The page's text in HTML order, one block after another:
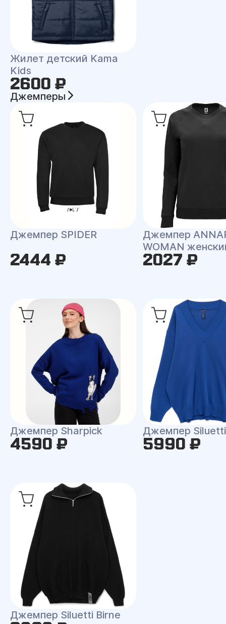
Жилет детский Kama
Kids
2600 ₽
Джемперы
Джемпер SPIDER
2444 ₽
Джемпер
WOMAN
2027 ₽
Джемпер Sharpick
4590 ₽
Джемпер
5990 ₽
Джемпер Siluetti Birne